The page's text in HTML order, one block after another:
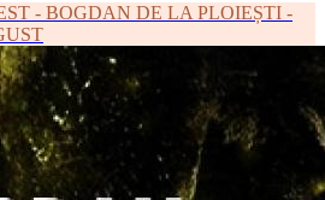
- BOGDAN DE LA PLOIEȘTI -